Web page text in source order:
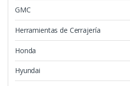
GMC
Herramientas de Cerrajería
Honda
Hyundai